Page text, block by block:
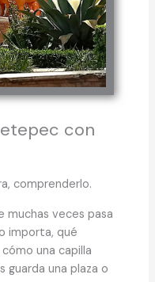
con
comprenderlo.
muchas veces pasa
importa, qué
una capilla
guarda una plaza o